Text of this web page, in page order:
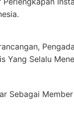
Yang Selalu
Sebagai